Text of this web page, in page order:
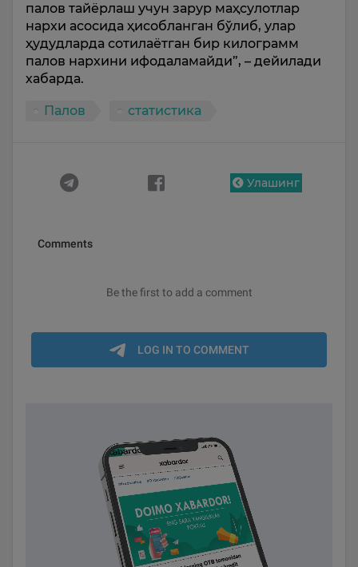
палов тайёрлаш учун зарур маҳсулотлар
нархи асосида ҳисобланган бўлиб, улар
ҳудудларда сотилаётган бир килограмм
палов нархини ифодаламайди”, – дейилади
хабарда.
Палов статистика
Улашинг